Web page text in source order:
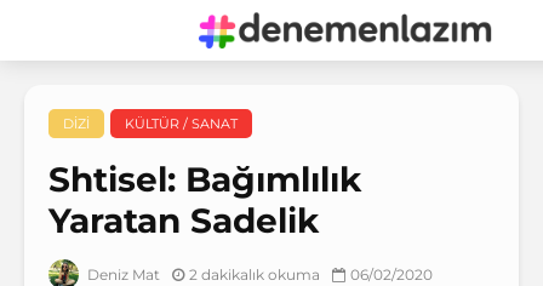
DIZI KÜLTÜR / SANAT
Shtisel: Bağımlılık
Yaratan Sadelik
Deniz Mat 2 dakikalık okuma 06/02/2020